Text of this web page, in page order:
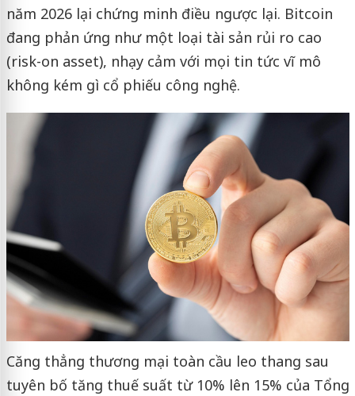
năm 2026 lại chứng minh điều ngược lại. Bitcoin
đang phản ứng như một loại tài sản rủi ro cao
(risk-on asset), nhạy cảm với mọi tin tức vĩ mô
không kém gì cổ phiếu công nghệ.
Căng thẳng thương mại toàn cầu leo thang sau
tuyên bố tăng thuế suất từ 10% lên 15% của Tổng